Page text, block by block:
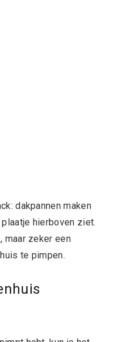
dakpannen maken
hierboven ziet.
maar zeker een
te pimpen.